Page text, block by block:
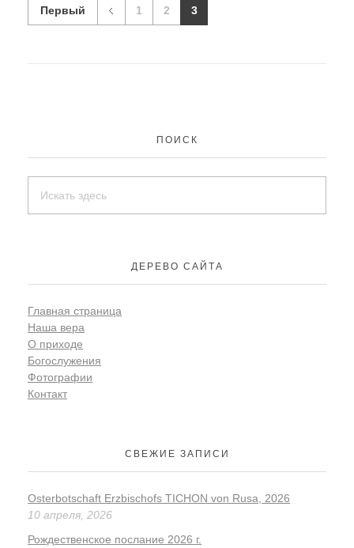
Первый 1 2 3
ПОИСК
ДЕРЕВО САЙТА
Главная страница
Наша вера
О приходе
Богослужения
Фотографии
Контакт
СВЕЖИЕ ЗАПИСИ
Osterbotschaft Erzbischofs TICHON von Rusa, 2026
10 апреля, 2026
Рождественское послание 2026 г.